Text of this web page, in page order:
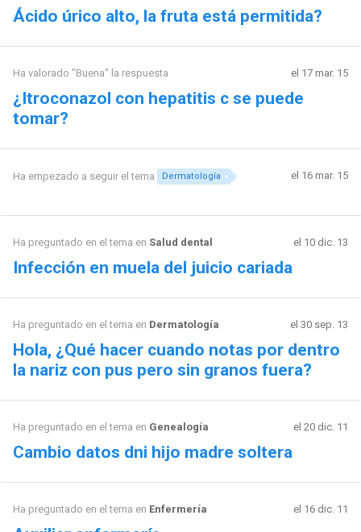
Ácido úrico alto, la fruta está permitida?
Ha valorado "Buena" la respuesta el 17 mar. 15
¿Itroconazol con hepatitis c se puede
tomar?
Ha empezado a seguir el tema Dermatología el 16 mar. 15
Ha preguntado en el tema en Salud dental el 10 dic. 13
Infección en muela del juicio cariada
Ha preguntado en el tema en Dermatología el 30 sep. 13
Hola, ¿Qué hacer cuando notas por dentro
la nariz con pus pero sin granos fuera?
Ha preguntado en el tema en Genealogía el 20 dic. 11
Cambio datos dni hijo madre soltera
Ha preguntado en el tema en Enfermería el 16 dic. 11